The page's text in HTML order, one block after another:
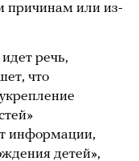
причинам или из-
речь,
что
информации,
детей»,